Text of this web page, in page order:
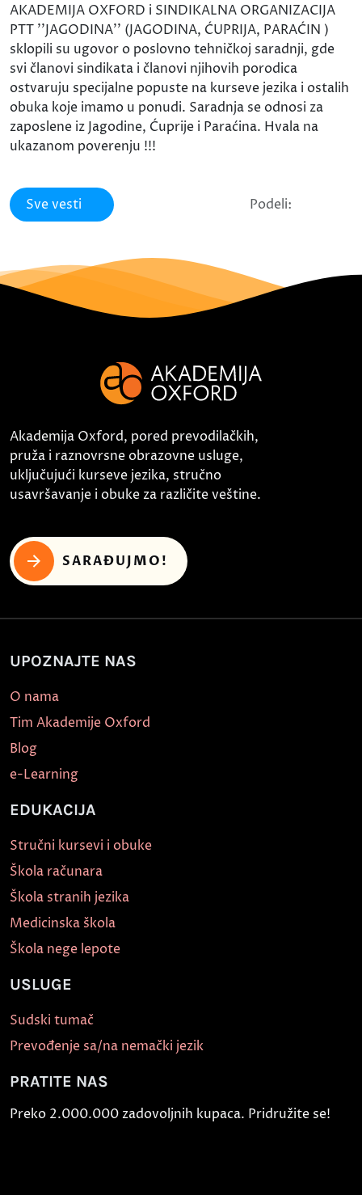
AKADEMIJA OXFORD i SINDIKALNA ORGANIZACIJA
PTT ''JAGODINA'' (JAGODINA, ĆUPRIJA, PARAĆIN )
sklopili su ugovor o poslovno tehničkoj saradnji, gde
svi članovi sindikata i članovi njihovih porodica
ostvaruju specijalne popuste na kurseve jezika i ostalih
obuka koje imamo u ponudi. Saradnja se odnosi za
zaposlene iz Jagodine, Ćuprije i Paraćina. Hvala na
ukazanom poverenju !!!
Sve vesti Podeli:
Akademija Oxford, pored prevodilačkih,
pruža i raznovrsne obrazovne usluge,
uključujući kurseve jezika, stručno
usavršavanje i obuke za različite veštine.
SARAĐUJMO!
UPOZNAJTE NAS
O nama
Tim Akademije Oxford
Blog
e-Learning
EDUKACIJA
Stručni kursevi i obuke
Škola računara
Škola stranih jezika
Medicinska škola
Škola nege lepote
USLUGE
Sudski tumač
Prevođenje sa/na nemački jezik
PRATITE NAS
Preko 2.000.000 zadovoljnih kupaca. Pridružite se!